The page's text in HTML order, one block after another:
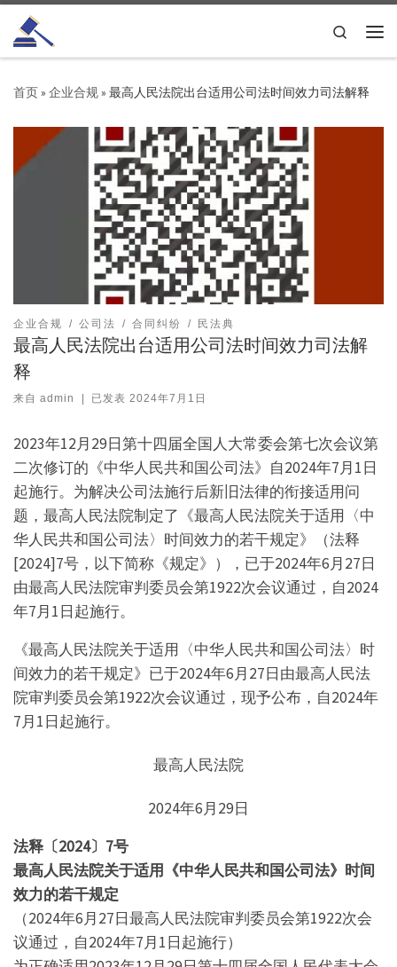
Skip to content
Search
首页» 企业合规» 最高人民法院出台适用公司法时间效力司法解释
企业合规 公司法 合同纠纷 民法典
最高人民法院出台适用公司法时间效力司法解
释
来自 admin 已发表2024年7月1日
2023年12月29日第十四届全国人大常委会第七次会议第
二次修订的《中华人民共和国公司法》自2024年7月1日
起施行。为解决公司法施行后新旧法律的衔接适用问
题，最高人民法院制定了《最高人民法院关于适用〈中
华人民共和国公司法〉时间效力的若干规定》（法释
[2024]7号，以下简称《规定》），已于2024年6月27日
由最高人民法院审判委员会第1922次会议通过，自2024
年7月1日起施行。
《最高人民法院关于适用〈中华人民共和国公司法〉时
间效力的若干规定》已于2024年6月27日由最高人民法
院审判委员会第1922次会议通过，现予公布，自2024年
7月1日起施行。
最高人民法院
2024年6月29日
法释〔2024〕7号
最高人民法院关于适用《中华人民共和国公司法》 时间
效力的若干规定
（2024年6月27日最高人民法院审判委员会第1922次会
议通过，自2024年7月1日起施行）